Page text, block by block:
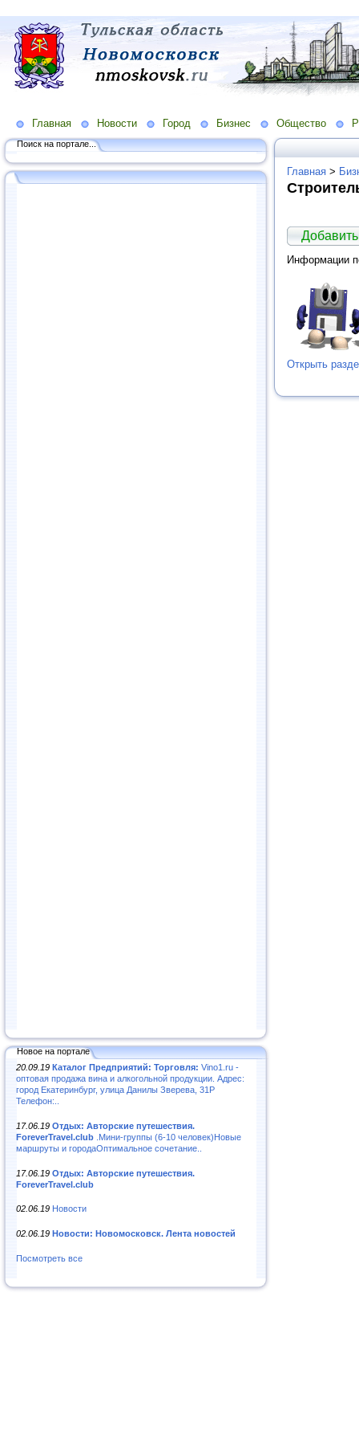
Главная Новости Город Бизнес Общество
Поиск на портале...
Новое на портале
20.09.19 Каталог Предприятий: Торговля: Vino1.ru -
оптовая продажа вина и алкогольной продукции. Адрес:
город Екатеринбург, улица Данилы Зверева, 31Р
Телефон:..
17.06.19 Отдых: Авторские путешествия.
ForeverTravel.club .Мини-группы (6-10 человек)Новые
маршруты и городаОптимальное сочетание..
17.06.19 Отдых: Авторские путешествия.
ForeverTravel.club
02.06.19 Новости
02.06.19 Новости: Новомосковск. Лента новостей
Посмотреть все
Главная >
Информации
Открыть